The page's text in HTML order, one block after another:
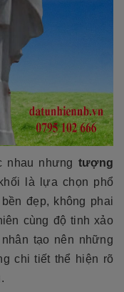
nhau nhưng tượng
là lựa chọn phổ
đẹp, không phai
cùng độ tinh xảo
tạo nên những
chi tiết thể hiện rõ